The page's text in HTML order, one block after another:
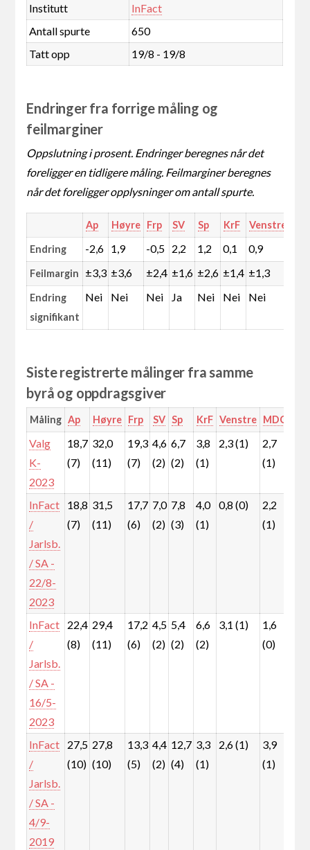
Institutt
InFact
Antall spurte
650
Tatt opp
19/8 - 19/8
Endringer fra forrige måling og
feilmarginer
Oppslutning i prosent. Endringer beregnes når det
foreligger en tidligere måling. Feilmarginer beregnes
når det foreligger opplysninger om antall spurte.
Ap Høyre Frp SV Sp KrF Venstre
Endring -2,6 1,9 -0,5 2,2 1,2 0,1 0,9
Feilmargin ±3,3 ±3,6 ±2,4 ±1,6 ±2,6 ±1,4 ±1,3
Endring
signifikant
Nei Nei Nei Ja Nei Nei Nei
Siste registrerte målinger fra samme
byrå og oppdragsgiver
Måling Ap Høyre Frp SV Sp KrF Venstre MDG
Valg
K-
2023
18,7
(7)
32,0
(11)
19,3
(7)
4,6
(2)
6,7
(2)
3,8
(1)
2,3 (1)
2,7
(1)
InFact
/
Jarlsb.
/ SA -
22/8-
2023
18,8
(7)
31,5
(11)
17,7
(6)
7,0
(2)
7,8
(3)
4,0
(1)
0,8 (0)
2,2
(1)
InFact
/
Jarlsb.
/ SA -
16/5-
2023
22,4
(8)
29,4
(11)
17,2
(6)
4,5
(2)
5,4
(2)
6,6
(2)
3,1 (1)
1,6
(0)
InFact
/
Jarlsb.
/ SA -
4/9-
2019
27,5
(10)
27,8
(10)
13,3
(5)
4,4
(2)
12,7
(4)
3,3
(1)
2,6 (1)
3,9
(1)